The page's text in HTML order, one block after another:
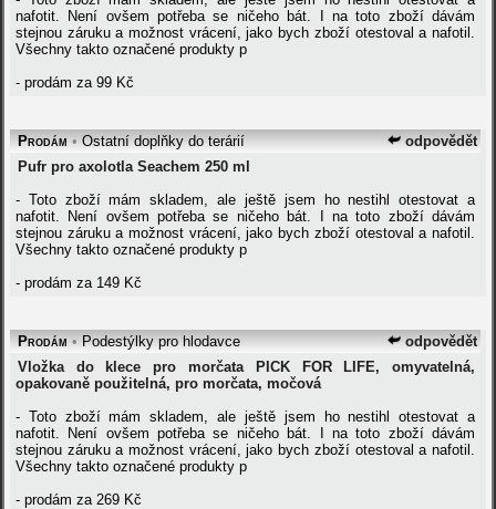
nafotit. Není ovšem potřeba se ničeho bát. I na toto zboží dávám
stejnou záruku a možnost vrácení, jako bych zboží otestoval a nafotil.
Všechny takto označené produkty p
- prodám za 99 Kč
odpovědět
Prodám •Ostatní doplňky do terárií
Pufr pro axolotla Seachem 250 ml
- Toto zboží mám skladem, ale ještě jsem ho nestihl otestovat a
nafotit. Není ovšem potřeba se ničeho bát. I na toto zboží dávám
stejnou záruku a možnost vrácení, jako bych zboží otestoval a nafotil.
Všechny takto označené produkty p
- prodám za 149 Kč
odpovědět
Prodám •Podestýlky pro hlodavce
Vložka do klece pro morčata PICK FOR LIFE, omyvatelná,
opakovaně použitelná, pro morčata, močová
- Toto zboží mám skladem, ale ještě jsem ho nestihl otestovat a
nafotit. Není ovšem potřeba se ničeho bát. I na toto zboží dávám
stejnou záruku a možnost vrácení, jako bych zboží otestoval a nafotil.
Všechny takto označené produkty p
- prodám za 269 Kč